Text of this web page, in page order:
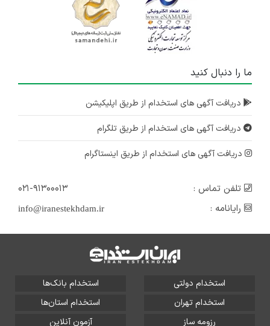
ما را دنبال کنید
دریافت آگهی های استخدام از طریق اپلیکیشن
دریافت آگهی های استخدام از طریق تلگرام
دریافت آگهی های استخدام از طریق اینستاگرام
تلفن تماس :
۰۲۱-۹۱۳۰۰۰۱۳
رایانامه :
info@iranestekhdam.ir
استخدام دولتی
استخدام بانک‌ها
استخدام تهران
استخدام استان‌ها
رزومه ساز
آزمون آنلاین